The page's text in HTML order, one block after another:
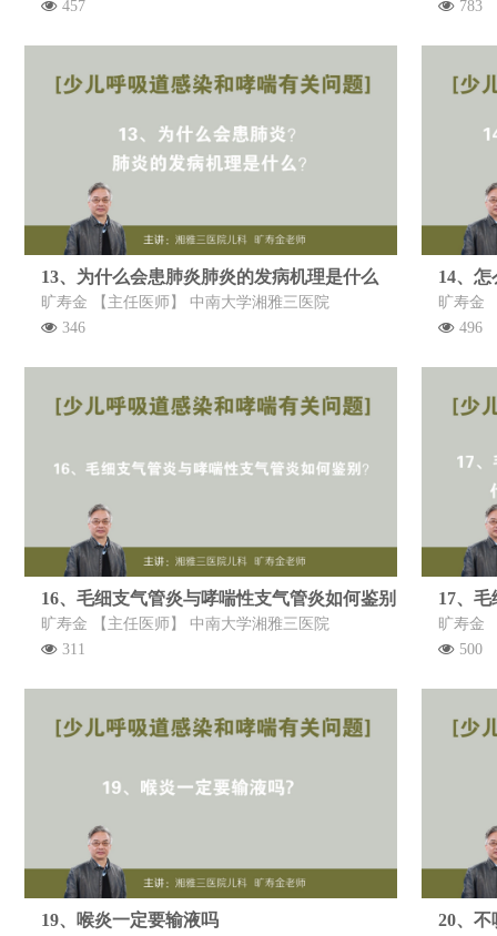
457
783
13、为什么会患肺炎肺炎的发病机理是什么
旷寿金 【主任医师】 中南大学湘雅三医院
346
旷寿金
496
16、毛细支气管炎与哮喘性支气管炎如何鉴别
旷寿金 【主任医师】 中南大学湘雅三医院
311
17、
旷寿金
500
19、喉炎一定要输液吗 20、不